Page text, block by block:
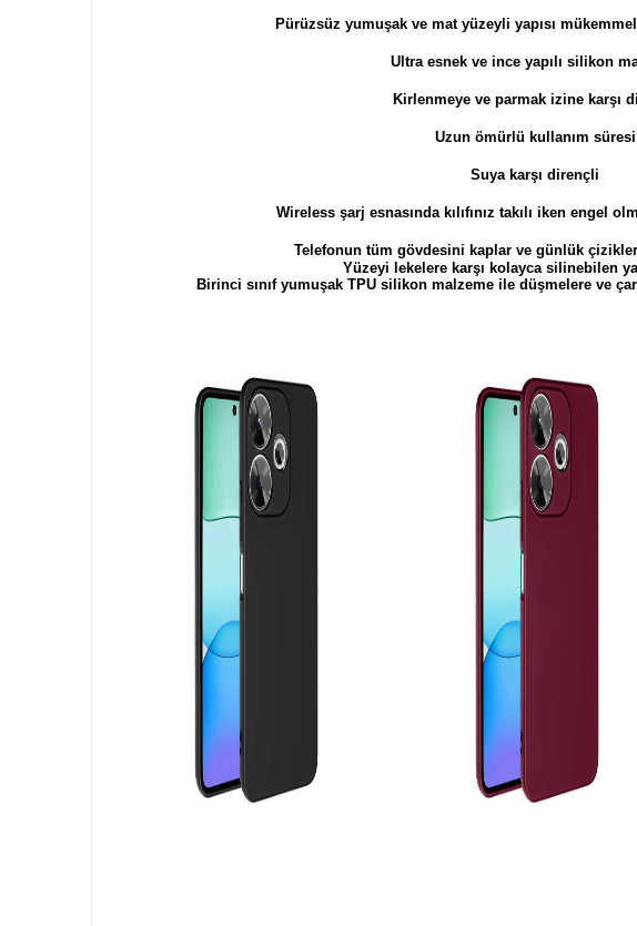
Pürüzsüz yumuşak ve mat yüzeyli yapısı
Ultra esnek ve ince yapılı silikon
Kirlenmeye ve parmak izine karşı
Uzun ömürlü kullanım süresi
Suya karşı dirençli
Wireless şarj esnasında kılıfınız takılı iken engel
Telefonun tüm gövdesini kaplar ve günlük
Yüzeyi lekelere karşı kolayca silinebilen
Birinci sınıf yumuşak TPU silikon malzeme ile düşmelere ve